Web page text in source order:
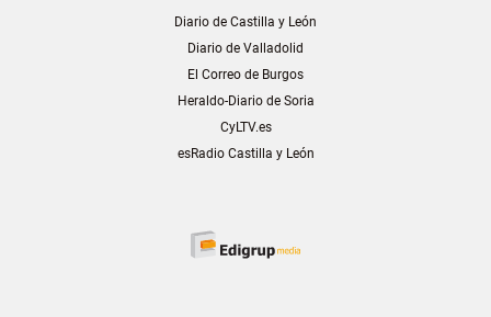
Diario de Castilla y León
Diario de Valladolid
El Correo de Burgos
Heraldo-Diario de Soria
CyLTV.es
esRadio Castilla y León